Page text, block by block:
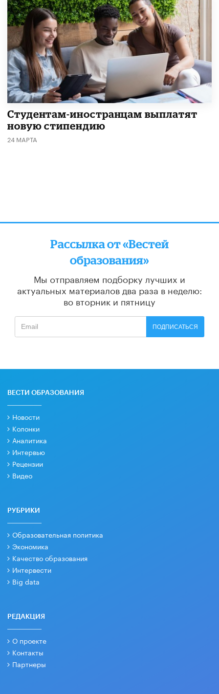
Студентам-иностранцам выплатят
новую стипендию
24 МАРТА
Рассылка от «Вестей
образования»
Мы отправляем подборку лучших и
актуальных материалов два раза в неделю:
во вторник и пятницу
ПОДПИСАТЬСЯ
ВЕСТИ ОБРАЗОВАНИЯ
Новости
Колонки
Аналитика
Интервью
Рецензии
Видео
РУБРИКИ
Образовательная политика
Экономика
Качество образования
Интервести
Big data
РЕДАКЦИЯ
О проекте
Контакты
Партнеры